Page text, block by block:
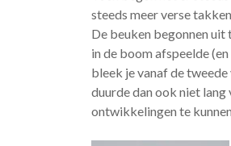
steeds meer verse
De beuken begonnen uit
in de boom afspeelde
bleek je vanaf de
duurde dan ook niet
ontwikkelingen te